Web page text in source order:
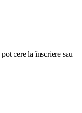
cere la înscriere sau